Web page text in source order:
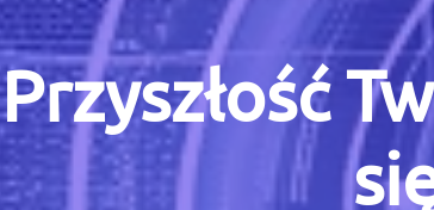
Przyszłość